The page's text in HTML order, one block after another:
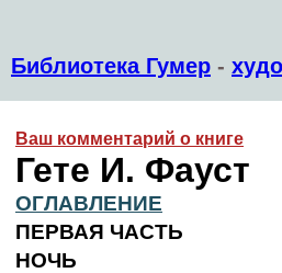
Библиотека Гумер -
Ваш комментарий о книге
Гете И. Фауст
ОГЛАВЛЕНИЕ
ПЕРВАЯ ЧАСТЬ
НОЧЬ